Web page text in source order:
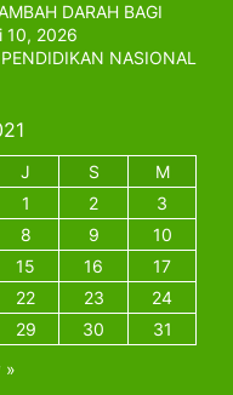
DARAH BAGI
10, 2026
NASIONAL
J S
M
1
2
3
8 9
10
15 16
17
22 23
24
29 30
31
»